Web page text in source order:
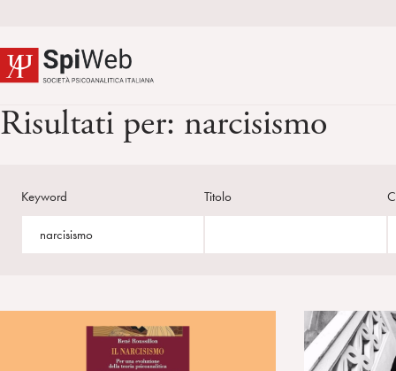
Risultati per: narcisismo
Keyword Titolo